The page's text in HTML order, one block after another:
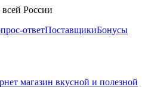
России
ответПоставщикиБонусы